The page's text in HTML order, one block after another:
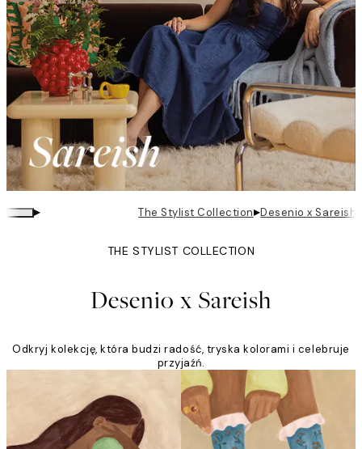
▸ The Stylist Collection▸Desenio x Sareish
THE STYLIST COLLECTION
Desenio x Sareish
Odkryj kolekcję, która budzi radość, tryska kolorami i celebruje
przyjaźń.